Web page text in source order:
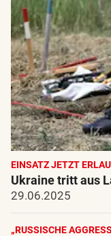
EINSATZ JETZT
Ukraine tritt aus
29.06.2025
„RUSSISCHE